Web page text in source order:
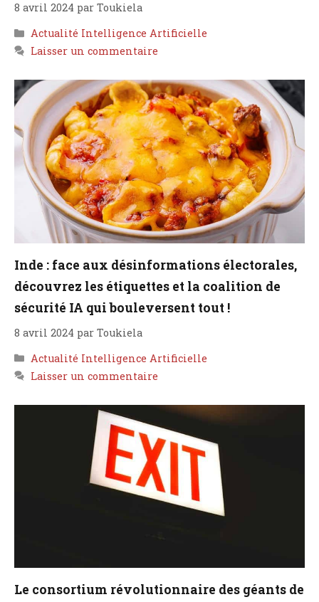
8 avril 2024 par Toukiela
Catégories
Actualité Intelligence Artificielle
Laisser un commentaire
Inde : face aux désinformations électorales,
découvrez les étiquettes et la coalition de
sécurité IA qui bouleversent tout !
8 avril 2024 par Toukiela
Catégories
Actualité Intelligence Artificielle
Laisser un commentaire
Le consortium révolutionnaire des géants de